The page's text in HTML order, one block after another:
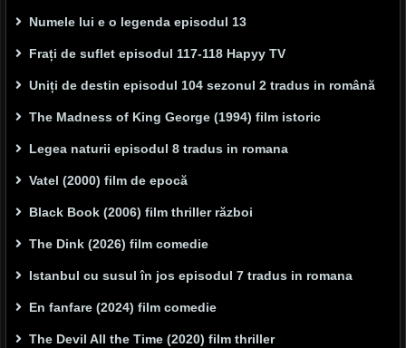
Numele lui e o legenda episodul 13
Frați de suflet episodul 117-118 Hapyy TV
Uniți de destin episodul 104 sezonul 2 tradus in română
The Madness of King George (1994) film istoric
Legea naturii episodul 8 tradus in romana
Vatel (2000) film de epocă
Black Book (2006) film thriller război
The Dink (2026) film comedie
Istanbul cu susul în jos episodul 7 tradus in romana
En fanfare (2024) film comedie
The Devil All the Time (2020) film thriller